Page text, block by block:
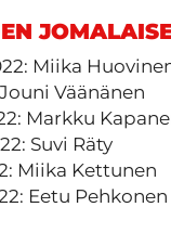
Miika
Väänänen
Markku
Suvi Räty
Miika Kettunen
Eetu Pehkonen